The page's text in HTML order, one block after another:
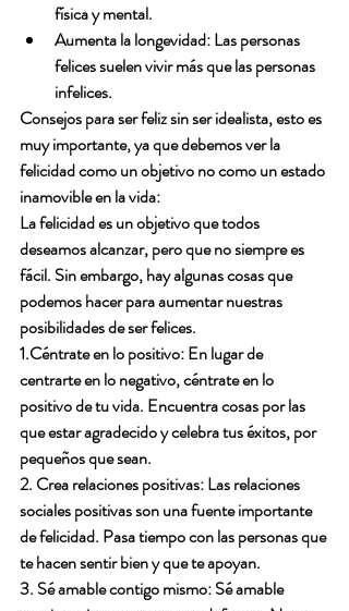
física y mental.
Aumenta la longevidad: Las personas
felices suelen vivir más que las personas
infelices.
Consejos para ser feliz sin ser idealista, esto es
muy importante, ya que debemos ver la
felicidad como un objetivo no como un estado
inamovible en la vida:
La felicidad es un objetivo que todos
deseamos alcanzar, pero que no siempre es
fácil. Sin embargo, hay algunas cosas que
podemos hacer para aumentar nuestras
posibilidades de ser felices.
1.Céntrate en lo positivo: En lugar de
centrarte en lo negativo, céntrate en lo
positivo de tu vida. Encuentra cosas por las
que estar agradecido y celebra tus éxitos, por
pequeños que sean.
2. Crea relaciones positivas: Las relaciones
sociales positivas son una fuente importante
de felicidad. Pasa tiempo con las personas que
te hacen sentir bien y que te apoyan.
3. Sé amable contigo mismo: Sé amable